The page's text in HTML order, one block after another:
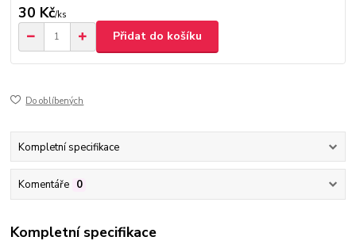
30 Kč/ks
Přidat do košíku
Do oblíbených
Kompletní specifikace
Komentáře 0
Kompletní specifikace